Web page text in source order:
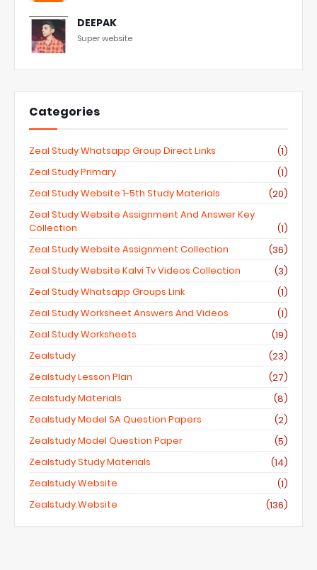
DEEPAK
Super website
Categories
Zeal Study Whatsapp Group Direct Links
(1)
Zeal Study Primary
(1)
Zeal Study Website 1-5th Study Materials
(20)
Zeal Study Website Assignment And Answer Key
Collection
(1)
Zeal Study Website Assignment Collection
(36)
Zeal Study Website Kalvi Tv Videos Collection
(3)
Zeal Study Whatsapp Groups Link
(1)
Zeal Study Worksheet Answers And Videos
(1)
Zeal Study Worksheets
(19)
Zealstudy
(23)
Zealstudy Lesson Plan
(27)
Zealstudy Materials
(8)
Zealstudy Model SA Question Papers
(2)
Zealstudy Model Question Paper
(5)
Zealstudy Study Materials
(14)
Zealstudy Website
(1)
Zealstudy.website
(136)